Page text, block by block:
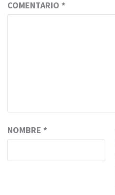
COMENTARIO *
NOMBRE *